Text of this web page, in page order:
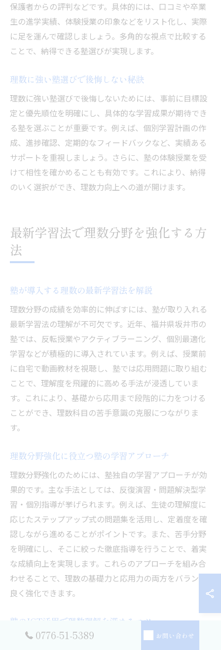
保護者からの評判などです。具体的には、口コミや卒業
生の進学実績、体験授業の印象などをリスト化し、実際
に足を運んで確認しましょう。多角的な視点で比較する
ことで、納得できる塾選びが実現します。
理数に強い塾選びで後悔しない秘訣
理数に強い塾選びで後悔しないためには、事前に目標設
定と優先順位を明確にし、具体的な学習成果が期待でき
る塾を選ぶことが重要です。例えば、個別学習計画の作
成、進捗確認、定期的なフィードバックなど、実績ある
サポートを重視しましょう。さらに、塾の体験授業を受
けて相性を確かめることも有効です。これにより、納得
のいく選択ができ、理数力向上への道が開けます。
最新学習法で理数分野を強化する方
法
塾が導入する理数の最新学習法を解説
理数分野の成績を効率的に伸ばすには、塾が取り入れる
最新学習法の理解が不可欠です。近年、福井県坂井市の
塾では、反転授業やアクティブラーニング、個別最適化
学習などが積極的に導入されています。例えば、授業前
に自宅で動画教材を視聴し、塾では応用問題に取り組む
ことで、理解度を飛躍的に高める手法が浸透していま
す。これにより、基礎から応用まで段階的に力をつける
ことができ、理数科目の苦手意識の克服につながりま
す。
理数分野強化に役立つ塾の学習アプローチ
理数分野強化のためには、塾独自の学習アプローチが効
果的です。主な手法としては、反復演習・問題解決型学
習・個別指導が挙げられます。例えば、生徒の理解度に
応じたステップアップ式の問題集を活用し、定着度を確
認しながら進めることがポイントです。また、苦手分野
を明確にし、そこに絞った徹底指導を行うことで、着実
な成績向上を実現します。これらのアプローチを組み合
わせることで、理数の基礎力と応用力の両方をバランス
良く強化できます。
塾のICT活用で理数理解を深めるコツ
ICTの導入は理数理解を深める上で非常に有効です。坂井
0776-51-5389 お問い合わせ